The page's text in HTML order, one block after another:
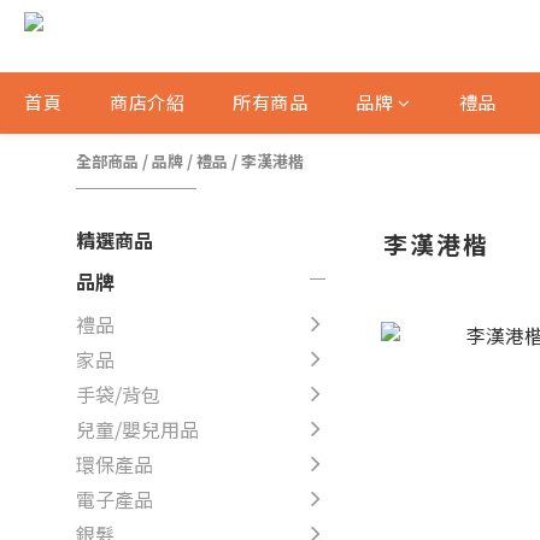
首頁 商店介紹 所有商品 品牌 禮品
全部商品 /品牌 /禮品 /李漢港楷
精選商品
品牌
禮品
家品
手袋/背包
兒童/嬰兒用品
環保產品
電子產品
銀髮
李漢港楷